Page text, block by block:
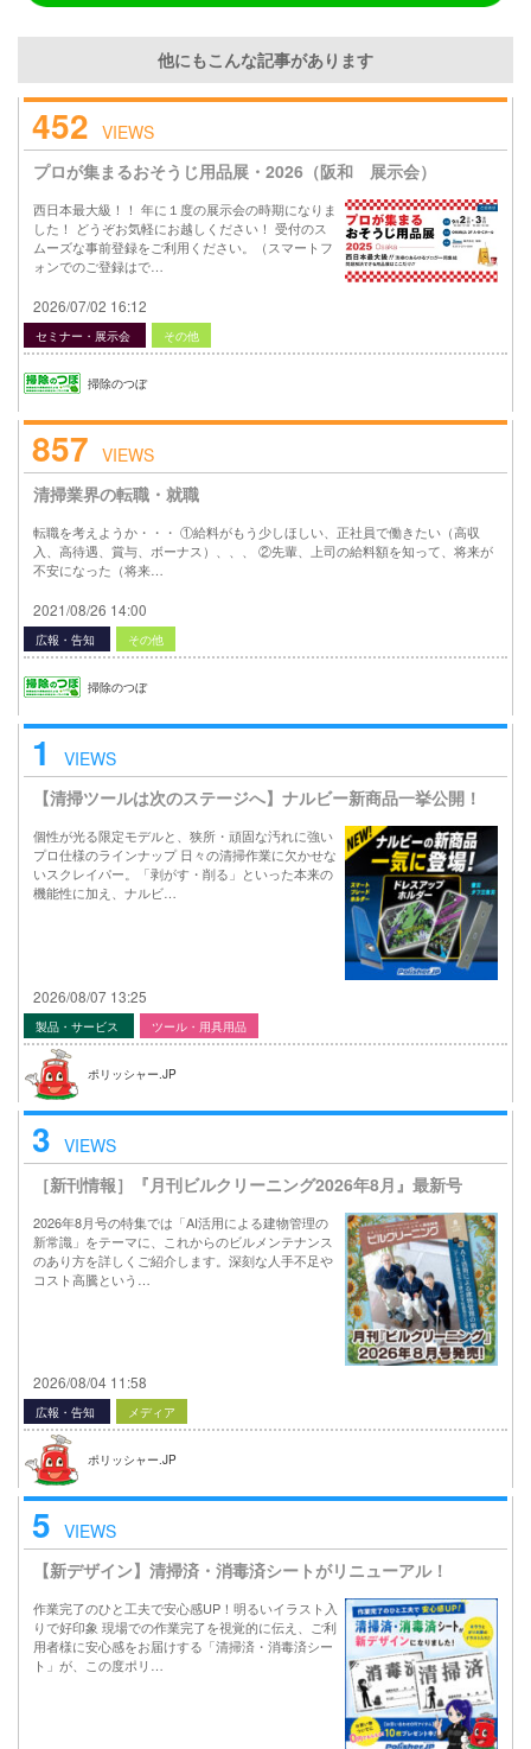
他にもこんな記事があります
452 VIEWS
プロが集まるおそうじ用品展・2026（阪和 展示会）
西日本最大級！！ 年に１度の展示会の時期になりま
した！ どうぞお気軽にお越しください！ 受付のス
ムーズな事前登録をご利用ください。（スマートフ
ォンでのご登録はで…
2026/07/02 16:12
セミナー・展示会 その他
掃除のつぼ
857 VIEWS
清掃業界の転職・就職
転職を考えようか・・・ ①給料がもう少しほしい、正社員で働きたい（高収
入、高待遇、賞与、ボーナス）、、、 ②先輩、上司の給料額を知って、将来が
不安になった（将来…
2021/08/26 14:00
広報・告知 その他
掃除のつぼ
1
VIEWS
【清掃ツールは次のステージへ】ナルビー新商品一挙公開！
個性が光る限定モデルと、狭所・頑固な汚れに強い
プロ仕様のラインナップ 日々の清掃作業に欠かせな
いスクレイパー。「剥がす・削る」といった本来の
機能性に加え、ナルビ…
2026/08/07 13:25
製品・サービス ツール・用具用品
ポリッシャー.JP
3 VIEWS
［新刊情報］『月刊ビルクリーニング2026年8月』最新号
2026年8月号の特集では「AI活用による建物管理の
新常識」をテーマに、これからのビルメンテナンス
のあり方を詳しくご紹介します。深刻な人手不足や
コスト高騰という…
2026/08/04 11:58
広報・告知 メディア
ポリッシャー.JP
5 VIEWS
【新デザイン】清掃済・消毒済シートがリニューアル！
作業完了のひと工夫で安心感UP！明るいイラスト入
りで好印象 現場での作業完了を視覚的に伝え、ご利
用者様に安心感をお届けする「清掃済・消毒済シー
ト」が、この度ポリ…